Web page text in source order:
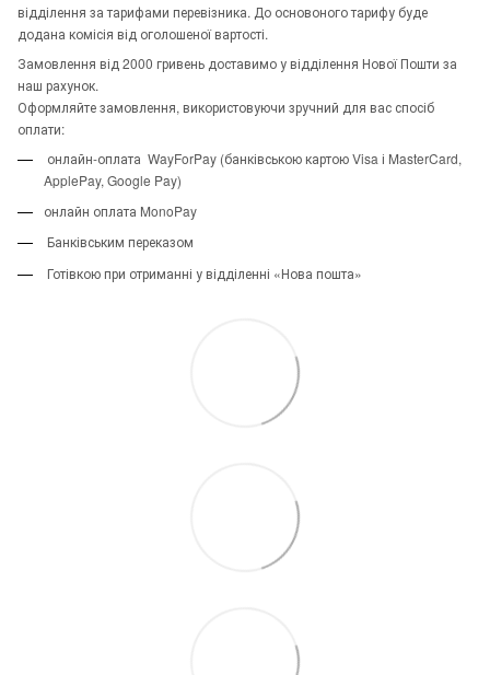
відділення за тарифами перевізника. До основоного тарифу буде
додана комісія від оголошеної вартості.
Замовлення від 2000 гривень доставимо у відділення Нової Пошти за
наш рахунок.
Оформляйте замовлення, використовуючи зручний для вас спосіб
оплати:
онлайн-оплата WayForPay (банківською картою Visa і MasterCard,
ApplePay, Google Pay)
онлайн оплата MonoPay
Банківським переказом
Готівкою при отриманні у відділенні «Нова пошта»